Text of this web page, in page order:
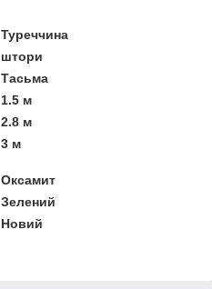
Туреччина
штори
Тасьма
1.5 м
2.8 м
3 м
Оксамит
Зелений
Новий